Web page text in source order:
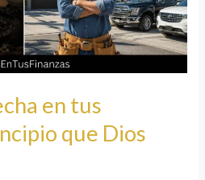
en tus
que Dios